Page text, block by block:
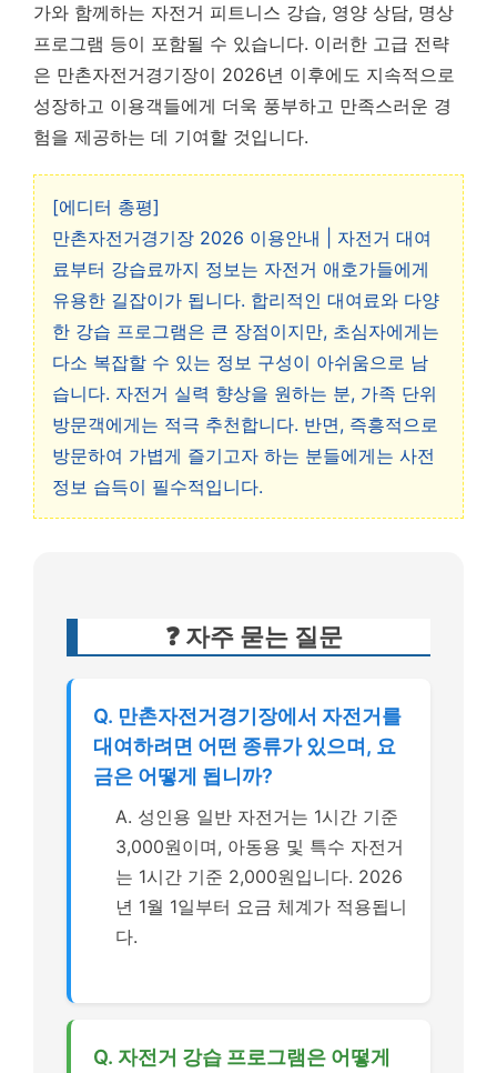
가와 함께하는 자전거 피트니스 강습, 영양 상담, 명상
프로그램 등이 포함될 수 있습니다. 이러한 고급 전략
은 만촌자전거경기장이 2026년 이후에도 지속적으로
성장하고 이용객들에게 더욱 풍부하고 만족스러운 경
험을 제공하는 데 기여할 것입니다.
[에디터 총평]
만촌자전거경기장 2026 이용안내 | 자전거 대여
료부터 강습료까지 정보는 자전거 애호가들에게
유용한 길잡이가 됩니다. 합리적인 대여료와 다양
한 강습 프로그램은 큰 장점이지만, 초심자에게는
다소 복잡할 수 있는 정보 구성이 아쉬움으로 남
습니다. 자전거 실력 향상을 원하는 분, 가족 단위
방문객에게는 적극 추천합니다. 반면, 즉흥적으로
방문하여 가볍게 즐기고자 하는 분들에게는 사전
정보 습득이 필수적입니다.
❓ 자주 묻는 질문
Q. 만촌자전거경기장에서 자전거를
대여하려면 어떤 종류가 있으며, 요
금은 어떻게 됩니까?
A. 성인용 일반 자전거는 1시간 기준
3,000원이며, 아동용 및 특수 자전거
는 1시간 기준 2,000원입니다. 2026
년 1월 1일부터 요금 체계가 적용됩니
다.
Q. 자전거 강습 프로그램은 어떻게